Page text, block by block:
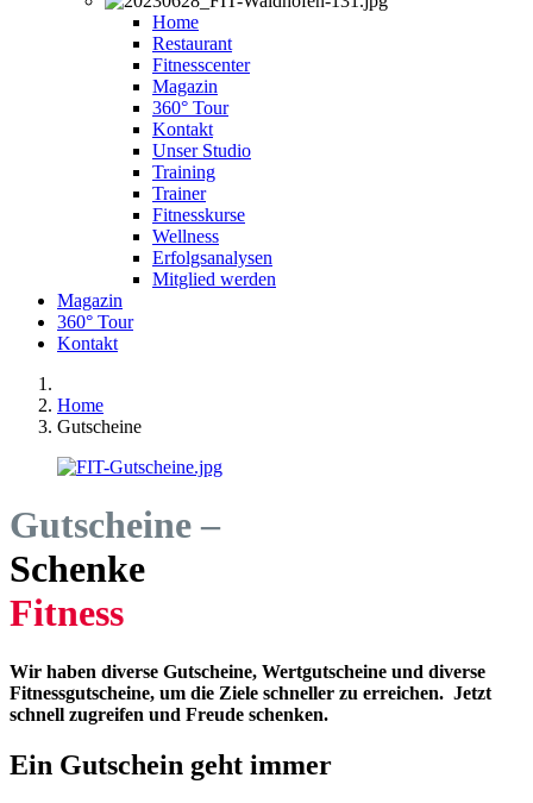
Home
Restaurant
Fitnesscenter
Magazin
360° Tour
Kontakt
Unser Studio
Training
Trainer
Fitnesskurse
Wellness
Erfolgsanalysen
Mitglied werden
Magazin
360° Tour
Kontakt
Home
Gutscheine
Gutscheine –
Schenke
Fitness
Wir haben diverse Gutscheine, Wertgutscheine und diverse
Fitnessgutscheine, um die Ziele schneller zu erreichen. Jetzt
schnell zugreifen und Freude schenken.
Ein Gutschein geht immer